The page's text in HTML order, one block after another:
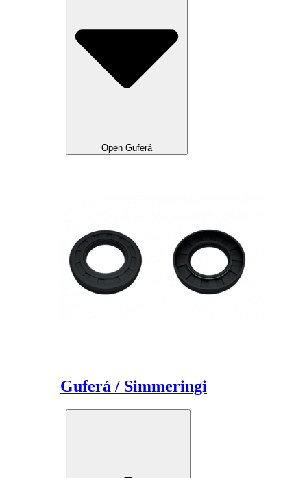
Open Guferá
Guferá / Simmeringi